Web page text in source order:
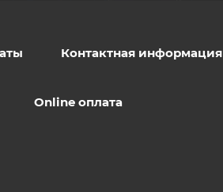
Контактная информация
Online оплата